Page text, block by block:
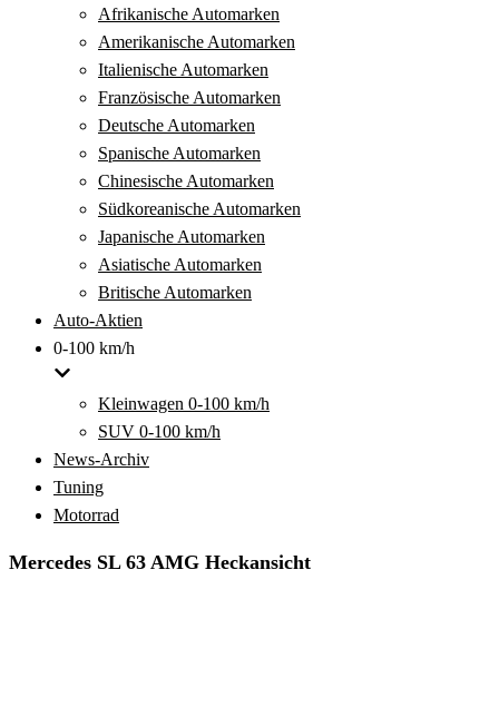
Afrikanische Automarken
Amerikanische Automarken
Italienische Automarken
Französische Automarken
Deutsche Automarken
Spanische Automarken
Chinesische Automarken
Südkoreanische Automarken
Japanische Automarken
Asiatische Automarken
Britische Automarken
Auto-Aktien
0-100 km/h
Kleinwagen 0-100 km/h
SUV 0-100 km/h
News-Archiv
Tuning
Motorrad
Mercedes SL 63 AMG Heckansicht